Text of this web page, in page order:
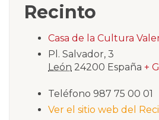
Recinto
Casa de la Cultura
Pl. Salvador, 3
León 24200 España +
Teléfono 987 75 00 01
Ver el sitio web del